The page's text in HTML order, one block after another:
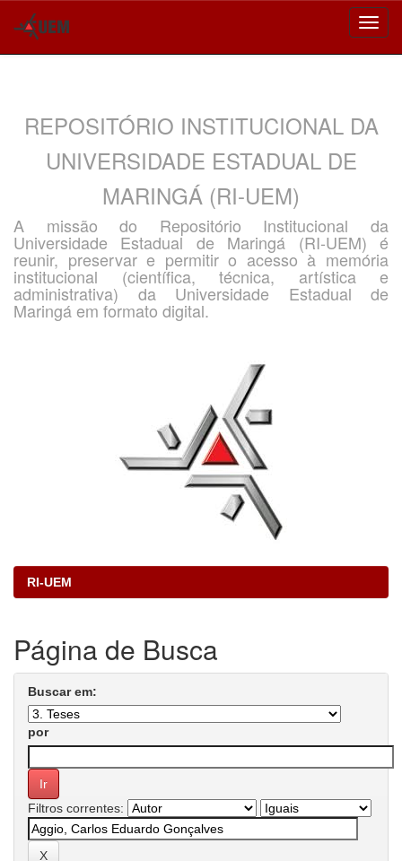
REPOSITÓRIO INSTITUCIONAL DA
UNIVERSIDADE ESTADUAL DE
MARINGÁ (RI-UEM)
A missão do Repositório Institucional da
Universidade Estadual de Maringá (RI-UEM) é
reunir, preservar e permitir o acesso à memória
institucional (científica, técnica, artística e
administrativa) da Universidade Estadual de
Maringá em formato digital.
RI-UEM
Página de Busca
Buscar em:
por
Filtros correntes: